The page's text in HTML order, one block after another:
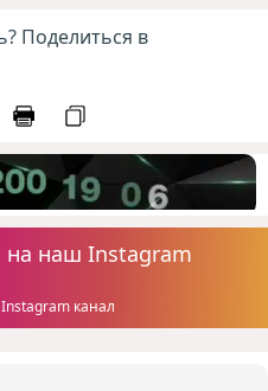
Поделиться в
на наш Instagram
канал